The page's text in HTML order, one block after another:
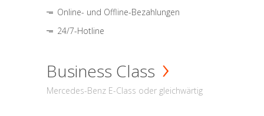
Online- und Offline-Bezahlungen
24/7-Hotline
Business Class
Mercedes-Benz E-Class oder gleichwärtig